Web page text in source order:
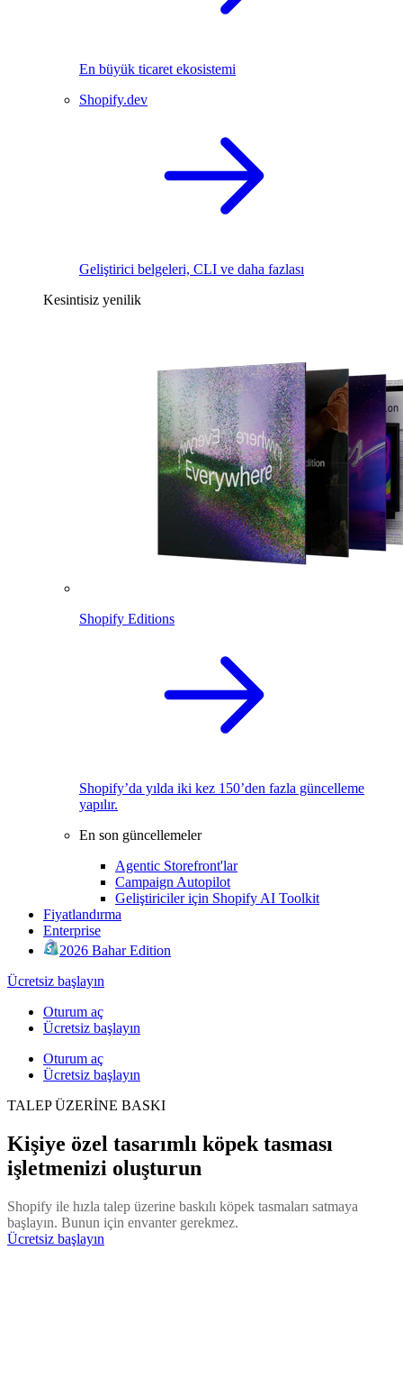
En büyük ticaret ekosistemi
Shopify.dev
Geliştirici belgeleri, CLI ve daha fazlası
Kesintisiz yenilik
Shopify Editions
Shopify’da yılda iki kez 150’den fazla güncelleme
yapılır.
En son güncellemeler
Agentic Storefront'lar
Campaign Autopilot
Geliştiriciler için Shopify AI Toolkit
Fiyatlandırma
Enterprise
2026 Bahar Edition
Ücretsiz başlayın
Oturum aç
Ücretsiz başlayın
Oturum aç
Ücretsiz başlayın
TALEP ÜZERİNE BASKI
Kişiye özel tasarımlı köpek tasması
işletmenizi oluşturun
Shopify ile hızla talep üzerine baskılı köpek tasmaları satmaya
başlayın. Bunun için envanter gerekmez.
Ücretsiz başlayın